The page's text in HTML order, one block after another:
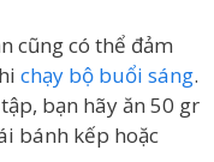
cũng có thể đảm
chạy bộ buổi sáng.
bạn hãy ăn 50 gr
bánh kếp hoặc